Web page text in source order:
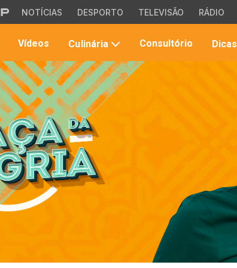
NOTÍCIAS DESPORTO TELEVISÃO RÁDIO
Vídeos Culinária Consultório Dicas